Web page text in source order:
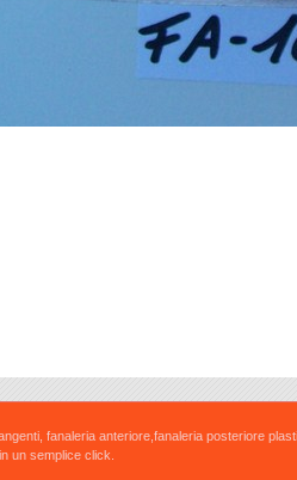
fanaleria anteriore,fanaleria posteriore
un semplice click.